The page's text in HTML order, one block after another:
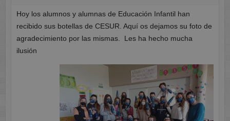
Hoy los alumnos y alumnas de Educación Infantil han
recibido sus botellas de CESUR. Aquí os dejamos su foto de
agradecimiento por las mismas. Les ha hecho mucha
ilusión